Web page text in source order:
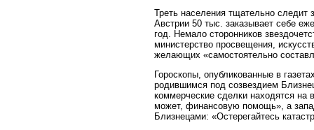
Треть населения тщательно следит
Австрии 50 тыс. заказывает себе
год. Немало сторонников
министерство просвещения,
желающих «самостоятельно
Гороскопы, опубликованные в
родившимся под созвездием
коммерческие сделки находятся
может, финансовую помощь», а
Близнецами: «Остерегайтесь